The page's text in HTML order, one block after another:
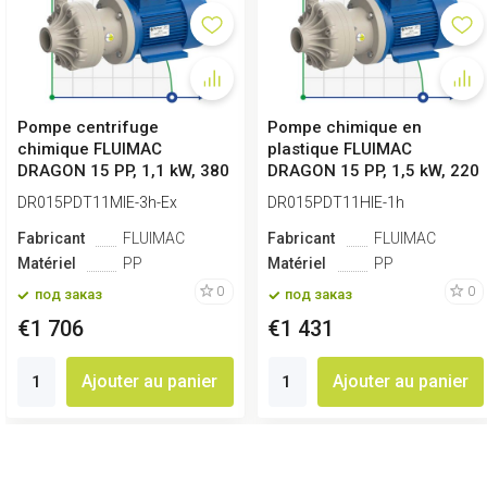
Pompe centrifuge
chimique FLUIMAC
DRAGON 15 PP, 1,1 kW, 380
V, Ex
DR015PDT11MIE-3h-Ex
Fabricant
FLUIMAC
Matériel
PP
под заказ 0
€1 706
Ajouter au panier
Pompe chimique en
plastique FLUIMAC
DRAGON 15 PP, 1,5 kW, 220
V
DR015PDT11HIE-1h
Fabricant
FLUIMAC
Matériel
PP
под заказ 0
€1 431
Ajouter au panier